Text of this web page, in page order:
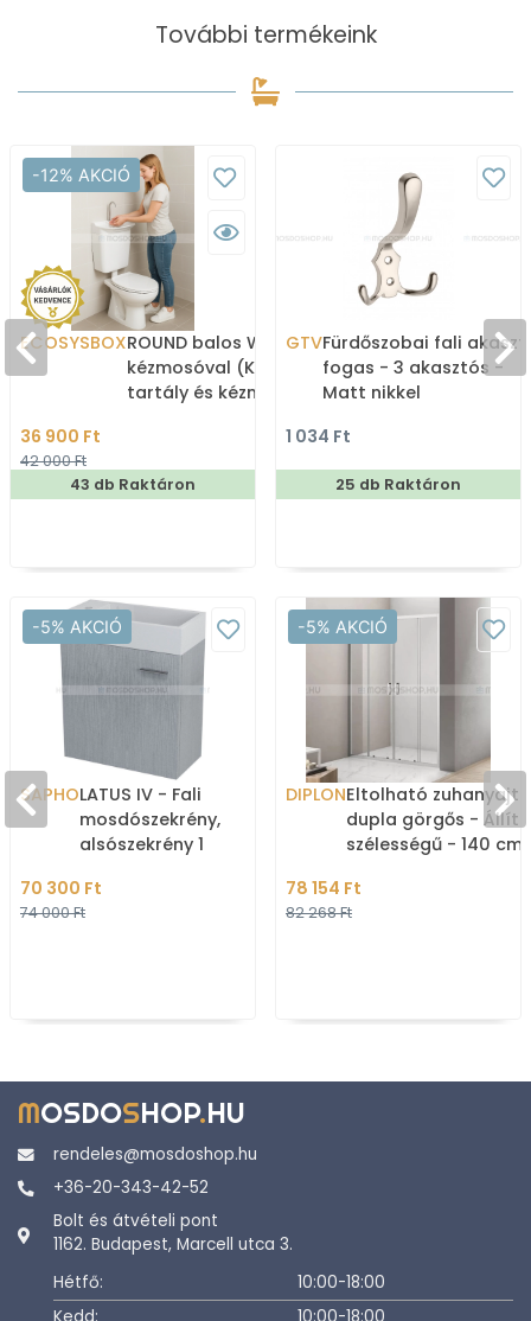
További termékeink
-12% AKCIÓ
ECOSYSBOXROUND balos WC tartály
kézmosóval (Kombi WC
tartály és kézmosó)
36 900 Ft
42 000 Ft
43 db Raktáron
GTVFürdőszobai fali
fogas - 3 akasztós -
Matt nikkel
1 034 Ft
25 db Raktáron
-5% AKCIÓ
SAPHOLATUS IV - Fali
mosdószekrény,
alsószekrény 1
Ezüst tölgy színű MDF
(mosdó
70 300 Ft
74 000 Ft
-5% AKCIÓ
DIPLONEltolható
dupla görgős -
szélességű - 140 cm
78 154 Ft
82 268 Ft
MOSDOSHOP.HU
rendeles@mosdoshop.hu
+36-20-343-42-52
Bolt és átvételi pont
1162. Budapest, Marcell utca 3.
Hétfő:
10:00-18:00